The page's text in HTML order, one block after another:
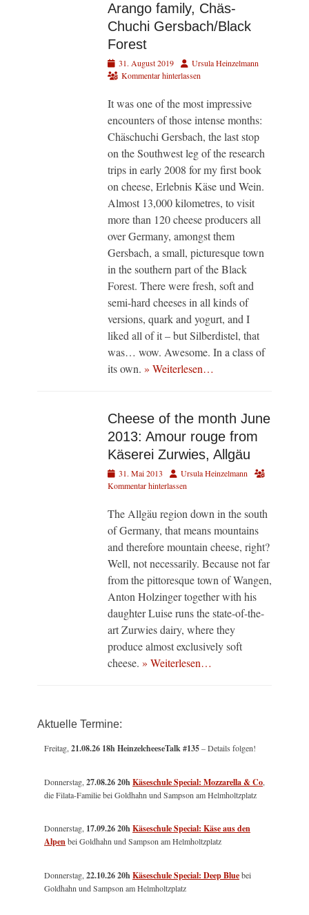
Arango family, Chäs-
Chuchi Gersbach/Black
Forest
Veröffentlicht
am
31. August 2019 AutorUrsula Heinzelmann
Kommentar hinterlassen
It was one of the most impressive
encounters of those intense months:
Chäschuchi Gersbach, the last stop
on the Southwest leg of the research
trips in early 2008 for my first book
on cheese, Erlebnis Käse und Wein.
Almost 13,000 kilometres, to visit
more than 120 cheese producers all
over Germany, amongst them
Gersbach, a small, picturesque town
in the southern part of the Black
Forest. There were fresh, soft and
semi-hard cheeses in all kinds of
versions, quark and yogurt, and I
liked all of it – but Silberdistel, that
was… wow. Awesome. In a class of
its own. » Weiterlesen…
Cheese of the month June
2013: Amour rouge from
Käserei Zurwies, Allgäu
Veröffentlicht
am
31. Mai 2013 AutorUrsula Heinzelmann
Kommentar hinterlassen
The Allgäu region down in the south
of Germany, that means mountains
and therefore mountain cheese, right?
Well, not necessarily. Because not far
from the pittoresque town of Wangen,
Anton Holzinger together with his
daughter Luise runs the state-of-the-
art Zurwies dairy, where they
produce almost exclusively soft
cheese. » Weiterlesen…
Aktuelle Termine:
Freitag,21.08.26 18h HeinzelcheeseTalk #135– Details folgen!
Donnerstag,27.08.26 20hKäseschule Special: Mozzarella & Co,
die Filata-Familie bei Goldhahn und Sampson am Helmholtzplatz
Donnerstag, 17.09.26 20hKäseschule Special: Käse aus den
Alpenbei Goldhahn und Sampson am Helmholtzplatz
Donnerstag,22.10.26 20hKäseschule Special: Deep Bluebei
Goldhahn und Sampson am Helmholtzplatz